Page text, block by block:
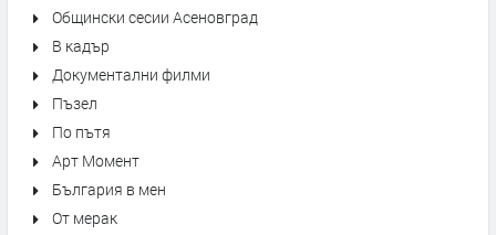
Общински сесии Асеновград
В кадър
Документални филми
Пъзел
По пътя
Арт Момент
България в мен
От мерак